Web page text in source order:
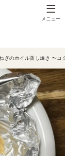
メニュー
ぎのホイル蒸し焼き 〜コ